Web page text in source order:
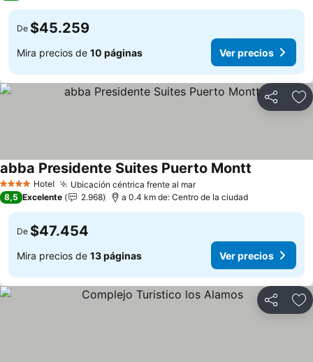
De $45.259
Mira precios de 10 páginas Ver precios
Compartir
4 EstrellasHotel Ubicación céntrica frente al marVer precios
abba Presidente Suites Puerto Montt
8,5 Excelente 2.968 a 0.4 km de: Centro de la ciudad
De $47.454
Mira precios de 13 páginas Ver precios
Compartir